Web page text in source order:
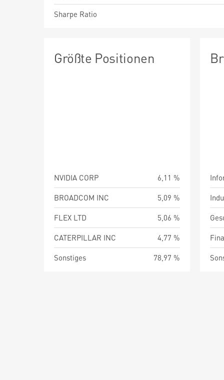
Sharpe Ratio
Größte Positionen
NVIDIA CORP
6,11 %
BROADCOM INC
5,09 %
FLEX LTD
5,06 %
CATERPILLAR INC
4,77 %
Sonstiges
78,97 %